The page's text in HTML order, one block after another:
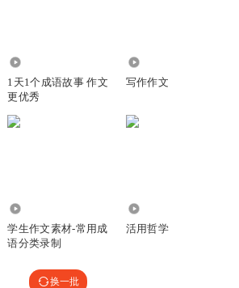
1天1个成语故事 作文
更优秀
写作作文
学生作文素材-常用成
语分类录制
活用哲学
换一批